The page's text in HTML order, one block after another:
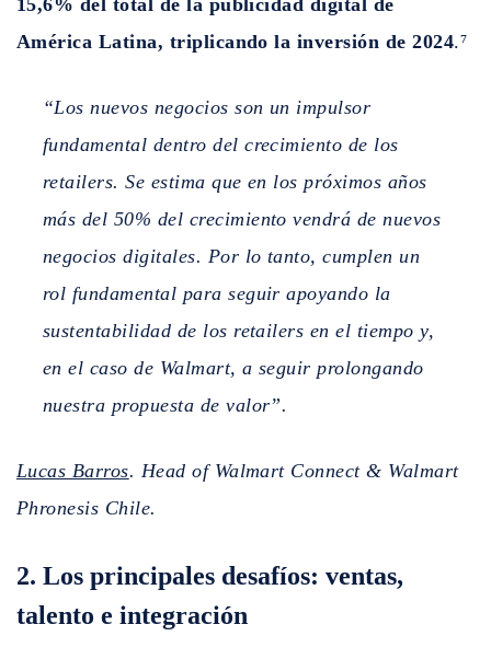
América Latina, triplicando la inversión de 2024.⁷
“Los nuevos negocios son un impulsor
fundamental dentro del crecimiento de los
retailers. Se estima que en los próximos años
más del 50% del crecimiento vendrá de nuevos
negocios digitales. Por lo tanto, cumplen un
rol fundamental para seguir apoyando la
sustentabilidad de los retailers en el tiempo y,
en el caso de Walmart, a seguir prolongando
nuestra propuesta de valor”.
Lucas Barros. Head of Walmart Connect & Walmart
Phronesis Chile.
2. Los principales desafíos: ventas,
talento e integración